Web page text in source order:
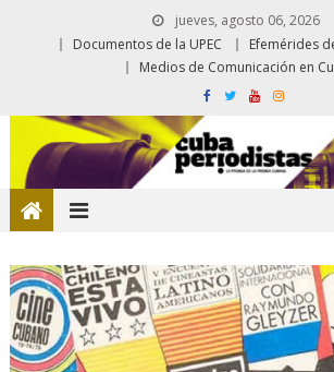
jueves, agosto 06, 2026
Documentos de la UPEC
Efemérides
Medios de Comunicación en